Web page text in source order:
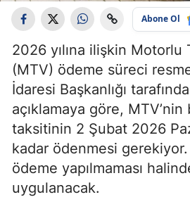
Abone Ol
2026 yılına ilişkin Motorlu
(MTV) ödeme süreci
İdaresi Başkanlığı
açıklamaya göre,
taksitinin 2 Şubat 2026
kadar ödenmesi
ödeme yapılmaması
uygulanacak.